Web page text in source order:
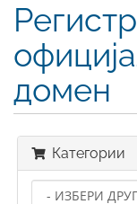
домен
Категории